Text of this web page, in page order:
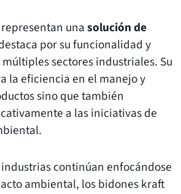
unasolución de
por su funcionalidad y
sectores industriales. Su
la eficiencia en el manejo y
sino que también
a las iniciativas de
continúan enfocándose
ambiental, los bidones kraft